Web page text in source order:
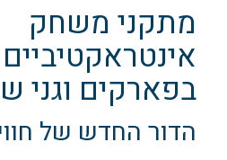
מתקני משחק
בפארקים וגני
הדור החדש של